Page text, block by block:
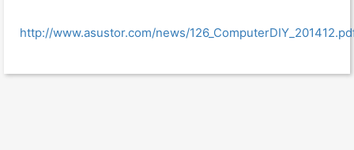
http://www.asustor.com/news/